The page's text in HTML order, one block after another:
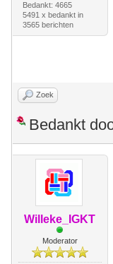
Bedankt: 4665
5491 x bedankt in
3565 berichten
Zoek
Bedankt
Willeke_IGKT
Moderator